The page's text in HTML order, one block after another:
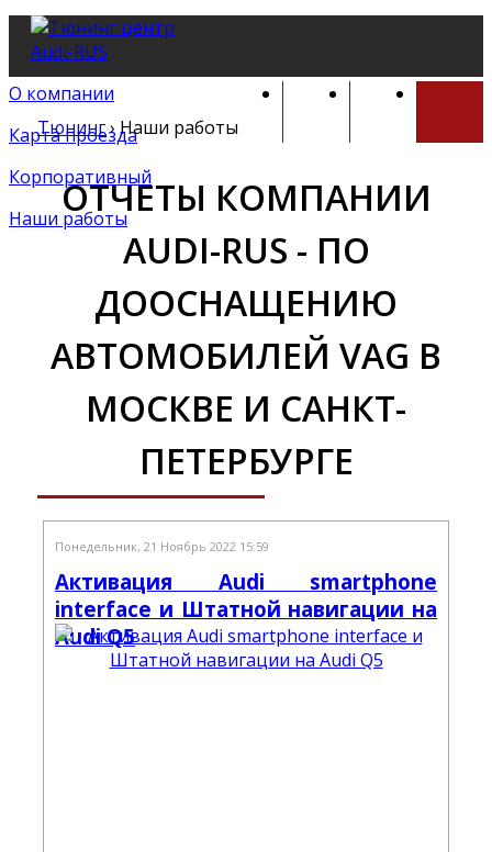
О компании
Карта проезда
Корпоративный
Наши работы
Тюнинг›Наши работы
ОТЧЕТЫ КОМПАНИИ
AUDI-RUS - ПО
ДООСНАЩЕНИЮ
АВТОМОБИЛЕЙ VAG В
МОСКВЕ И САНКТ-
ПЕТЕРБУРГЕ
Понедельник, 21 Ноябрь 2022 15:59
Активация Audi smartphone
interface и Штатной навигации на
Audi Q5